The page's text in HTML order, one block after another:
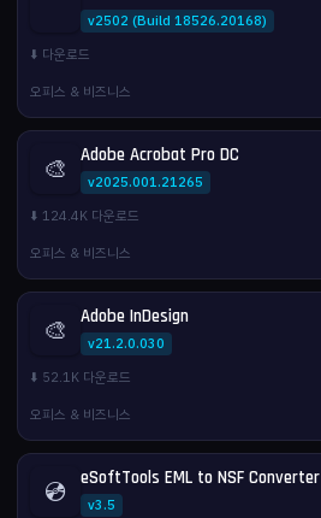
v2502 (Build 18526.20168)
⬇️ 다운로드
오피스 & 비즈니스
🎨 Adobe Acrobat Pro DC
v2025.001.21265
⬇️ 124.4K 다운로드
오피스 & 비즈니스
🎨 Adobe InDesign
v21.2.0.030
⬇️ 52.1K 다운로드
오피스 & 비즈니스
💿 eSoftTools EML to NSF Converter
v3.5